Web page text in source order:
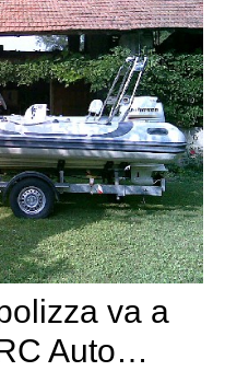
va a
Auto…